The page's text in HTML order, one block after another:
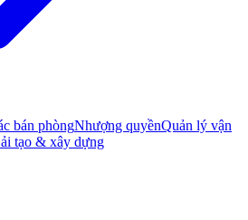
bán phòngNhượng quyềnQuản lý vận
tạo & xây dựng